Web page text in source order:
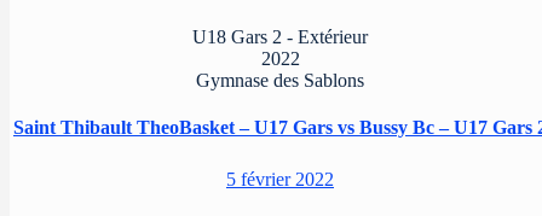
U18 Gars 2 - Extérieur
2022
Gymnase des Sablons
Saint Thibault TheoBasket – U17 Gars vs Bussy Bc – U17 Gars
5 février 2022